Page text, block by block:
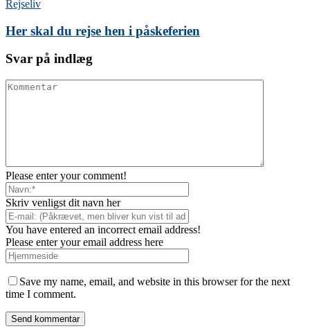
Rejseliv
Her skal du rejse hen i påskeferien
Svar på indlæg
Please enter your comment!
Skriv venligst dit navn her
You have entered an incorrect email address!
Please enter your email address here
Save my name, email, and website in this browser for the next
time I comment.